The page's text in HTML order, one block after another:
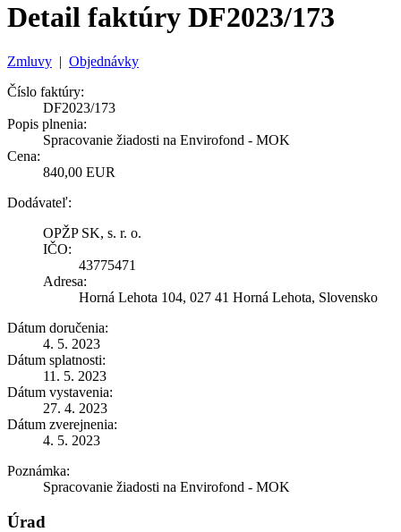
Detail faktúry DF2023/173
Zmluvy | Objednávky
Číslo faktúry:
DF2023/173
Popis plnenia:
Spracovanie žiadosti na Envirofond - MOK
Cena:
840,00 EUR
Dodávateľ:
OPŽP SK, s. r. o.
IČO:
43775471
Adresa:
Horná Lehota 104, 027 41 Horná Lehota, Slovensko
Dátum doručenia:
4. 5. 2023
Dátum splatnosti:
11. 5. 2023
Dátum vystavenia:
27. 4. 2023
Dátum zverejnenia:
4. 5. 2023
Poznámka:
Spracovanie žiadosti na Envirofond - MOK
Úrad